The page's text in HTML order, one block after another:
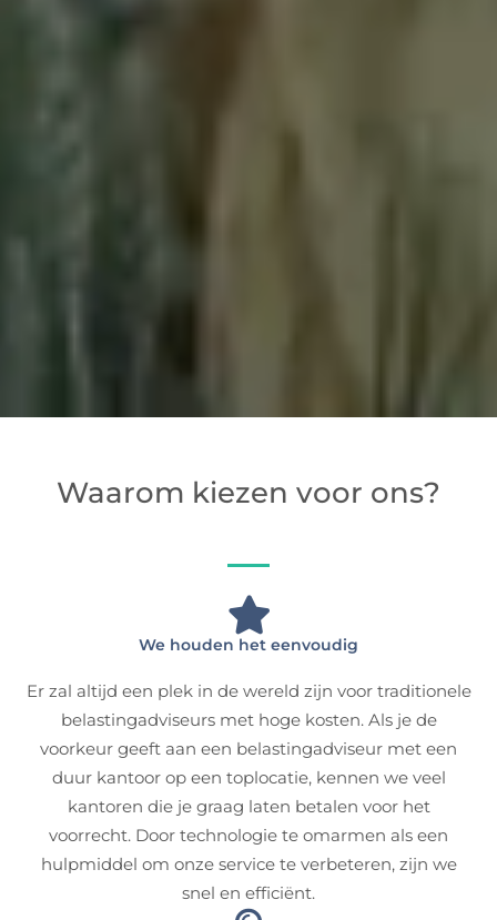
Waarom kiezen voor ons?
We houden het eenvoudig
Er zal altijd een plek in de wereld zijn voor traditionele
belastingadviseurs met hoge kosten. Als je de
voorkeur geeft aan een belastingadviseur met een
duur kantoor op een toplocatie, kennen we veel
kantoren die je graag laten betalen voor het
voorrecht. Door technologie te omarmen als een
hulpmiddel om onze service te verbeteren, zijn we
snel en efficiënt.